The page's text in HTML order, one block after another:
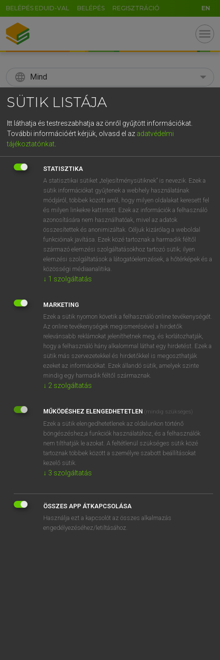
BELÉPÉS EDUID-VAL BELÉPÉS REGISZTRÁCIÓ EN
menu
language Mind
search
KERESÉS
Díjmentes angol szótár
acclamation fn éljenzés
tetszésnyilvánítás
üdvrivalgás
⚲ acclamationkeresése szótárainkban
accident-prone
acclamation
acclimatize
SZOTAR.NET APPLIKÁCIÓ
MICROSOFT OFFICE BŐVÍTMÉNY
BEÉPÜLŐ SZÓTÁRMODUL
SÜTIK LISTÁJA
Itt láthatja és testreszabhatja az önről gyűjtött információkat.
További információért kérjük, olvasd el az adatvédelmi
tájékoztatónkat
STATISZTIKA
A statisztikai sütiket „teljesítménysütiknek” is nevezik. Ezek a
sütik információkat gyűjtenek a webhely használatának
módjáról, többek között arról, hogy milyen oldalakat keresett fel
és milyen linkekre kattintott. Ezek az információk a felhasználó
azonosítására nem használhatóak, mivel az adatok
összesítettek és anonimizáltak. Céljuk kizárólag a weboldal
funkcióinak javítása. Ezek közé tartoznak a harmadik féltől
származó elemzési szolgáltatásokhoz tartozó sütik; ilyen
elemzési szolgáltatások a látogatóelemzések, a hőtérképek és a
közösségi médiaanalitika.
↓ 1 szolgáltatás
MARKETING
Ezek a sütik nyomon követik a felhasználó online tevékenységét.
Az online tevékenységek megismerésével a hirdetők
relevánsabb reklámokat jeleníthetnek meg, és korlátozhatják,
hogy a felhasználó hány alkalommal láthat egy hirdetést. Ezek a
sütik más szervezetekkel és hirdetőkkel is megoszthatják
ezeket az információkat. Ezek állandó sütik, amelyek szinte
mindig egy harmadik féltől származnak.
↓ 2 szolgáltatás
MŰKÖDÉSHEZ ELENGEDHETETLEN (mindig szükséges)
Ezek a sütik elengedhetetlenek az oldalunkon történő
böngészéshez,a funkciók használatához, és a felhasználók
nem tilthatják le azokat. A feltétlenül szükséges sütik közé
tartoznak többek között a személyre szabott beállításokat
kezelő sütik.
↓ 3 szolgáltatás
ÖSSZES APP ÁTKAPCSOLÁSA
Használja ezt a kapcsolót az összes alkalmazás
engedélyezéséhez/letiltásához.
5 6 7 8 9 ö ü ó
r t z u i o p ő ú
j k
n m , . - AltGr